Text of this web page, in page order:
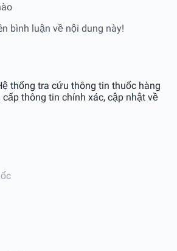
bình luận về nội dung này!
thống tra cứu thông tin thuốc hàng
cấp thông tin chính xác, cập nhật về